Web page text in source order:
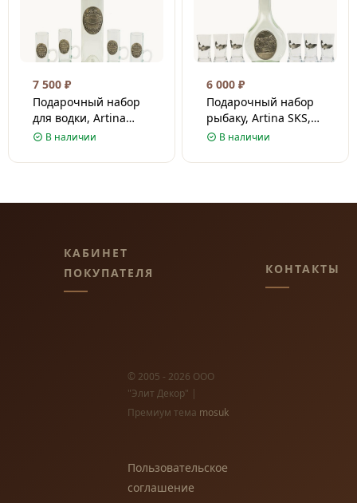
7 500 ₽
Подарочный набор
для водки, Artina
SKS, Австрия /
В наличии
6 000 ₽
Подарочный набор
рыбаку, Artina SKS,
Австрия / Стекло/
В наличии
КАБИНЕТ
ПОКУПАТЕЛЯ
КОНТАКТЫ
© 2005 - 2026 ООО
"Элит Декор" |
Премиум тема mosuk
Пользовательское
соглашение